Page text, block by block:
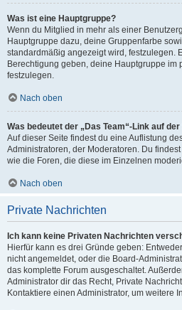
Was ist eine Hauptgruppe?
Wenn du Mitglied in mehr als einer
Hauptgruppe dazu, deine Gruppenfarbe
standardmäßig angezeigt wird, festzulegen.
Berechtigung geben, deine Hauptgruppe im
festzulegen.
Nach oben
Was bedeutet der „Das Team“-Link auf
Auf dieser Seite findest du eine Auflistung
Administratoren, der Moderatoren. Du
wie die Foren, die diese im Einzelnen
Nach oben
Private Nachrichten
Ich kann keine Privaten Nachrichten
Hierfür kann es drei Gründe geben:
nicht angemeldet, oder die Board-
das komplette Forum ausgeschaltet.
Administrator dir das Recht, Private
Kontaktiere einen Administrator, um weitere